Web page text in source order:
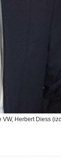
Herbert Diess